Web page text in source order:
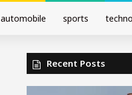
automobile sports
Recent Posts